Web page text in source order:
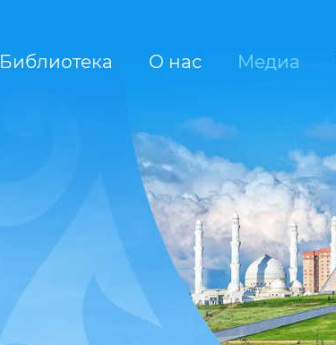
Библиотека О нас Медиа